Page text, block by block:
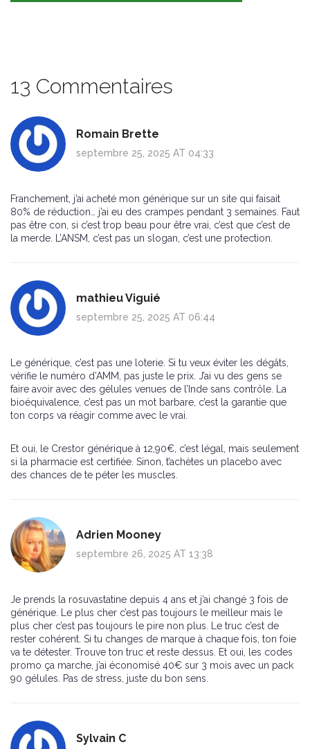
13 Commentaires
Romain Brette
septembre 25, 2025 AT 04:33
Franchement, j’ai acheté mon générique sur un site qui faisait
80% de réduction… j’ai eu des crampes pendant 3 semaines. Faut
pas être con, si c’est trop beau pour être vrai, c’est que c’est de
la merde. L’ANSM, c’est pas un slogan, c’est une protection.
mathieu Viguié
septembre 25, 2025 AT 06:44
Le générique, c’est pas une loterie. Si tu veux éviter les dégâts,
vérifie le numéro d’AMM, pas juste le prix. J’ai vu des gens se
faire avoir avec des gélules venues de l’Inde sans contrôle. La
bioéquivalence, c’est pas un mot barbare, c’est la garantie que
ton corps va réagir comme avec le vrai.
Et oui, le Crestor générique à 12,90€, c’est légal, mais seulement
si la pharmacie est certifiée. Sinon, t’achètes un placebo avec
des chances de te péter les muscles.
Adrien Mooney
septembre 26, 2025 AT 13:38
Je prends la rosuvastatine depuis 4 ans et j’ai changé 3 fois de
générique. Le plus cher c’est pas toujours le meilleur mais le
plus cher c’est pas toujours le pire non plus. Le truc c’est de
rester cohérent. Si tu changes de marque à chaque fois, ton foie
va te détester. Trouve ton truc et reste dessus. Et oui, les codes
promo ça marche, j’ai économisé 40€ sur 3 mois avec un pack
90 gélules. Pas de stress, juste du bon sens.
Sylvain C